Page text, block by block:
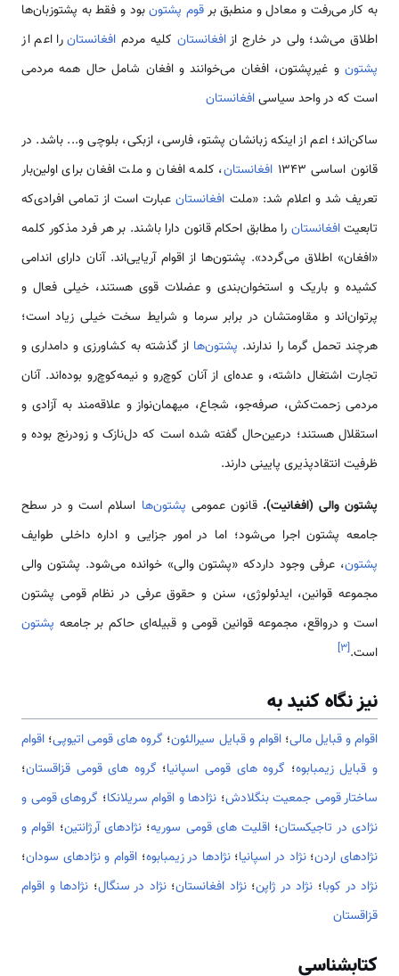
به کار می‌رفت و معادل و منطبق برقوم پشتونبود و فقط به پشتوزبان‌ها
اطلاق می‌شد؛ ولی در خارج ازافغانستان کلیه مردم افغانستانرا اعم از
پشتون و غیرپشتون، افغان می‌خوانند و افغان شامل حال همه مردمی
است که در واحد سیاسیافغانستان
ساکن‌اند؛ اعم از اینکه زبانشان پشتو، فارسی، ازبکی، بلوچی و... باشد. در
قانون اساسی ۱۳۴۳
افغانستان، کلمه افغان و ملت افغان برای اولین‌بار
تعریف شد و اعلام شد: «ملت افغانستانعبارت است از تمامی افرادی‌که
تابعیتافغانستان را مطابق احکام قانون دارا باشند. بر هر فرد مذکور کلمه
«افغان» اطلاق می‌گردد». پشتون‌ها از اقوام آریایی‌اند. آنان دارای اندامی
کشیده و باریک و استخوان‌بندی و عضلات قوی هستند، خیلی فعال و
پرتوان‌اند و مقاومتشان در برابر سرما و شرایط سخت خیلی زیاد است؛
هرچند تحمل گرما را ندارند. پشتون‌ها از گذشته به کشاورزی و دامداری و
تجارت اشتغال داشته، و عده‌ای از آنان کوچ‌رو و نیمه‌کوچ‌رو بوده‌اند. آنان
مردمی زحمت‌کش، صرفه‌جو، شجاع، میهمان‌نواز و علاقه‌مند به آزادی و
استقلال هستند؛ درعین‌حال گفته شده است که دل‌نازک و زودرنج بوده و
ظرفیت انتقادپذیری پایینی دارند.
پشتون والی (افغانیت). قانون عمومی پشتون‌ها اسلام است و در سطح
جامعه پشتون اجرا می‌شود؛ اما در امور جزایی و اداره داخلی طوایف
پشتون، عرفی وجود داردکه «پشتون والی» خوانده می‌شود. پشتون والی
مجموعه قوانین، ایدئولوژی، سنن و حقوق عرفی در نظام قومی پشتون
است و درواقع، مجموعه قوانین قومی و قبیله‌ای حاکم بر جامعه پشتون
است.[۳]
نیز نگاه کنید به
اقوام و قبایل مالی؛اقوام و قبایل سیرالئون؛ گروه های قومی اتیوپی؛ اقوام
و قبایل زیمبابوه؛ گروه های قومی اسپانیا؛ گروه های قومی قزاقستان؛
ساختار قومی جمعیت بنگلادش؛ نژادها و اقوام سریلانکا؛ گروهای قومی و
نژادی در تاجیکستان؛ اقلیت های قومی سوریه؛نژادهای آرژانتین؛ اقوام و
نژادهای اردن؛نژاد در اسپانیا؛نژادها در زیمبابوه؛اقوام و نژادهای سودان؛
نژاد در کوبا؛ نژاد در ژاپن؛نژاد افغانستان؛نژاد در سنگال؛ نژادها و اقوام
قزاقستان
کتابشناسی